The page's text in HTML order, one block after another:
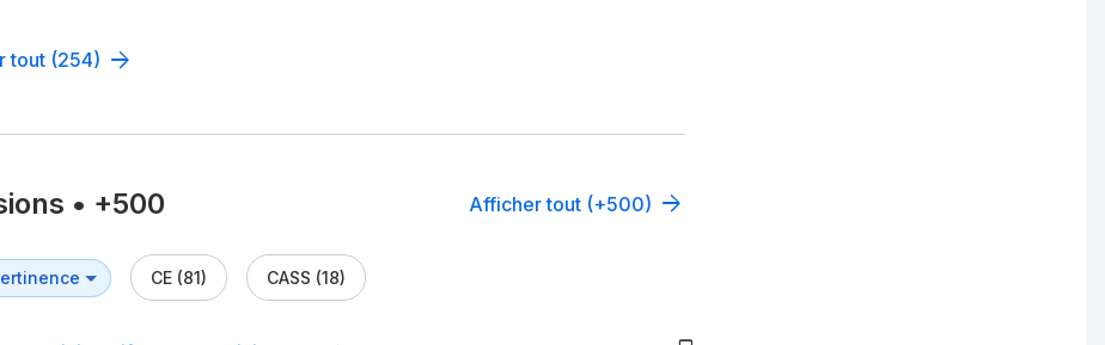
tout (254)
• +500 Afficher tout (+500)
CE (81) CASS (18)